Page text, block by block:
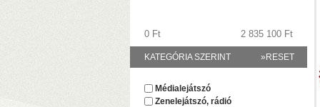
0 Ft 2 835 100 Ft
»RESET
KATEGÓRIA SZERINT
Médialejátszó
Zenelejátszó, rádió